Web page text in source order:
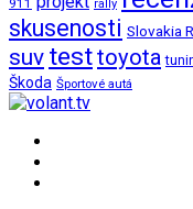
rally
skusenosti Slovakia
suv testtoyota
Škoda Športové autá